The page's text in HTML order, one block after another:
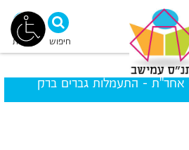
נגישות חיפוש
אחר"ת - התעמלות גברים ברק